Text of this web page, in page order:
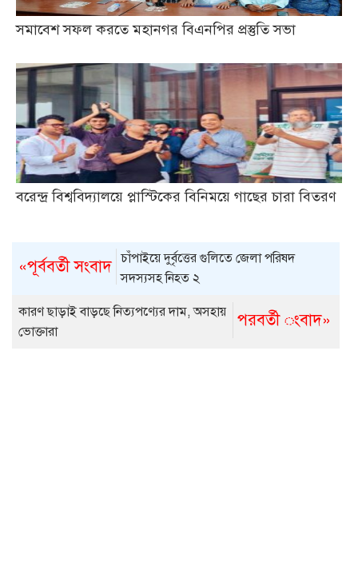
সমাবেশ সফল করতে মহানগর বিএনপির প্রস্তুতি সভা
বরেন্দ্র বিশ্ববিদ্যালয়ে প্লাস্টিকের বিনিময়ে গাছের চারা বিতরণ
«পূর্ববর্তী সংবাদ চাঁপাইয়ে দুর্বৃত্তের গুলিতে জেলা পরিষদ
সদস্যসহ নিহত ২
পরবর্তী ংবাদ»
কারণ ছাড়াই বাড়ছে নিত্যপণ্যের দাম, অসহায়
ভোক্তারা